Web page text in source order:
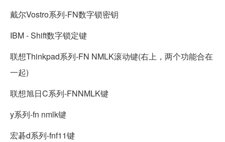
戴尔Vostro系列-FN数字锁密钥
IBM - Shift数字锁定键
联想Thinkpad系列-FN NMLK滚动键(右上，两个功能合在
一起)
联想旭日C系列-FNNMLK键
y系列-fn nmlk键
宏碁d系列-fnf11键